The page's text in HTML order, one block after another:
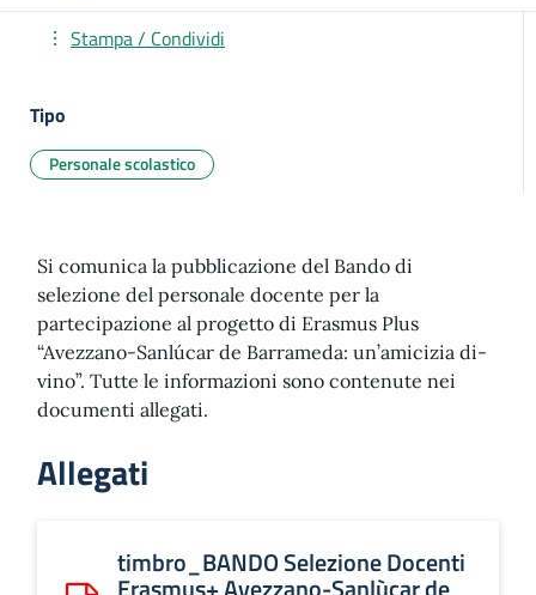
Stampa / Condividi
Tipo
Personale scolastico
Si comunica la pubblicazione del Bando di
selezione del personale docente per la
partecipazione al progetto di Erasmus Plus
“Avezzano-Sanlúcar de Barrameda: un’amicizia di-
vino”. Tutte le informazioni sono contenute nei
documenti allegati.
Allegati
timbro_BANDO Selezione Docenti